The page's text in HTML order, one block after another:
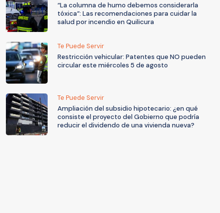
“La columna de humo debemos considerarla
tóxica”: Las recomendaciones para cuidar la
salud por incendio en Quilicura
Te Puede Servir
Restricción vehicular: Patentes que NO pueden
circular este miércoles 5 de agosto
Te Puede Servir
Ampliación del subsidio hipotecario: ¿en qué
consiste el proyecto del Gobierno que podría
reducir el dividendo de una vivienda nueva?